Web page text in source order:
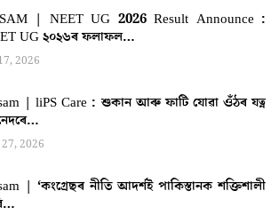
| NEET UG 2026 Result Announce :
UG ২০২৬ৰ ফলাফল…
2026
| liPS Care : শুকান আৰু ফাটি যোৱা ওঁঠৰ যত্ন
2026
| ‘কংগ্ৰেছৰ নীতি আদর্শই পাকিস্তানক শক্তিশালী